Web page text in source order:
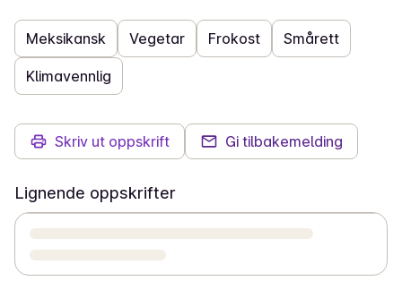
Meksikansk Vegetar Frokost Smårett
Klimavennlig
Skriv ut oppskrift Gi tilbakemelding
Lignende oppskrifter